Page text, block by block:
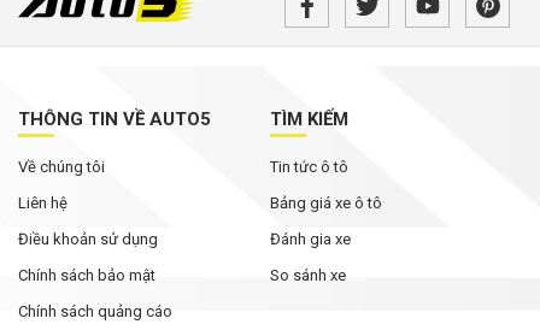
THÔNG TIN VỀ AUTO5
Về chúng tôi
Liên hệ
Điều khoản sử dụng
Chính sách bảo mật
Chính sách quảng cáo
TÌM KIẾM
Tin tức ô tô
Bảng giá xe ô tô
Đánh gia xe
So sánh xe